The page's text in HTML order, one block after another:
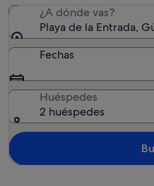
¿A dónde vas?
Playa de la Entrada,
Fechas
Huéspedes
2 huéspedes